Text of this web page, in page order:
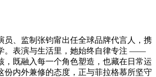
员、监制张钧甯出任全球品牌代言人，携
。表演与生活里，她始终自律专注 ——
，既融入每一个角色塑造，也藏在日常运
份内外兼修的态度，正与菲拉格慕所坚守